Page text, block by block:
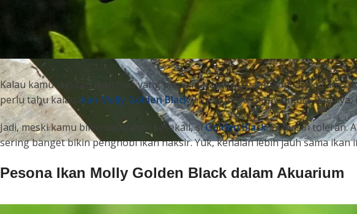
Kalau kamu lagi cari ikan hias yang pemeliharaannya gampang, artikel ini
perlu tahu kalau ikan Molly Golden Blackitu jodohnya para pemula.
Jadi, meski kamu bikin kesalahan sesekali, siGolden Blackini masih toleran.
sering banget bikin penghobi ikan naksir. Yuk, kenalan lebih jauh sama ikan
Pesona Ikan Molly Golden Black dalam Akuarium